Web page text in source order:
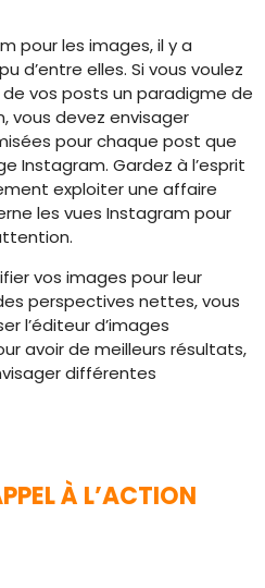
pour les images, il y a
d’entre elles. Si vous voulez
vos posts un paradigme de
vous devez envisager
pour chaque post que
Instagram. Gardez à l’esprit
exploiter une affaire
les vues Instagram pour
vos images pour leur
perspectives nettes, vous
l’éditeur d’images
avoir de meilleurs résultats,
différentes
À L’ACTION